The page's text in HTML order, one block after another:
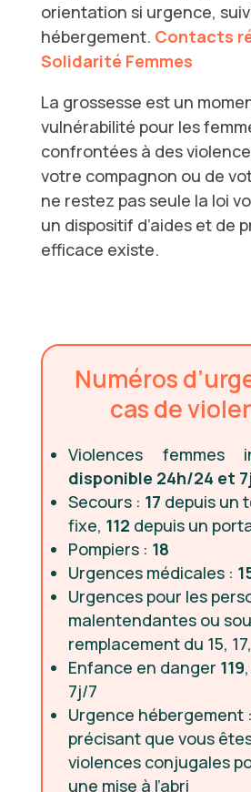
orientation si urgence,
hébergement. Contacts
Solidarité Femmes
La grossesse est un
vulnérabilité pour les
confrontées à des
votre compagnon ou de
ne restez pas seule la loi
un dispositif d’aides et de
efficace existe.
Numéros
cas de
Violences
disponible 24h/24 et
Secours : 17 depuis un
fixe, 112 depuis un
Pompiers : 18
Urgences médicales :
Urgences pour les
malentendantes ou
remplacement du 15,
Enfance en danger 119
7j/7
Urgence hébergement :
précisant que vous
violences conjugales
une mise à l’abri